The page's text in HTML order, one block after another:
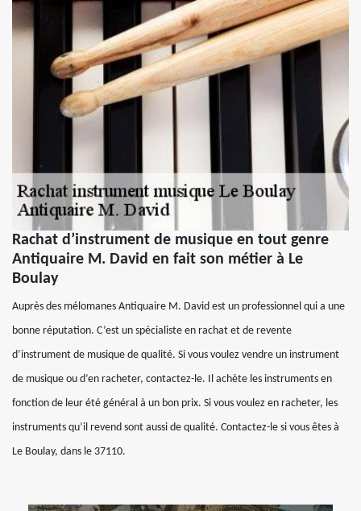
Rachat d’instrument de musique en tout genre
Antiquaire M. David en fait son métier à Le
Boulay
Auprès des mélomanes Antiquaire M. David est un professionnel qui a une
bonne réputation. C’est un spécialiste en rachat et de revente
d’instrument de musique de qualité. Si vous voulez vendre un instrument
de musique ou d’en racheter, contactez-le. Il achète les instruments en
fonction de leur été général à un bon prix. Si vous voulez en racheter, les
instruments qu’il revend sont aussi de qualité. Contactez-le si vous êtes à
Le Boulay, dans le 37110.